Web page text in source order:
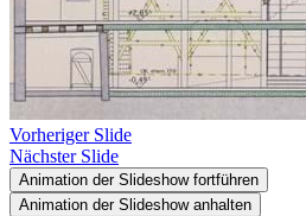
Vorheriger Slide
Nächster Slide
Animation der Slideshow fortführen
Animation der Slideshow anhalten